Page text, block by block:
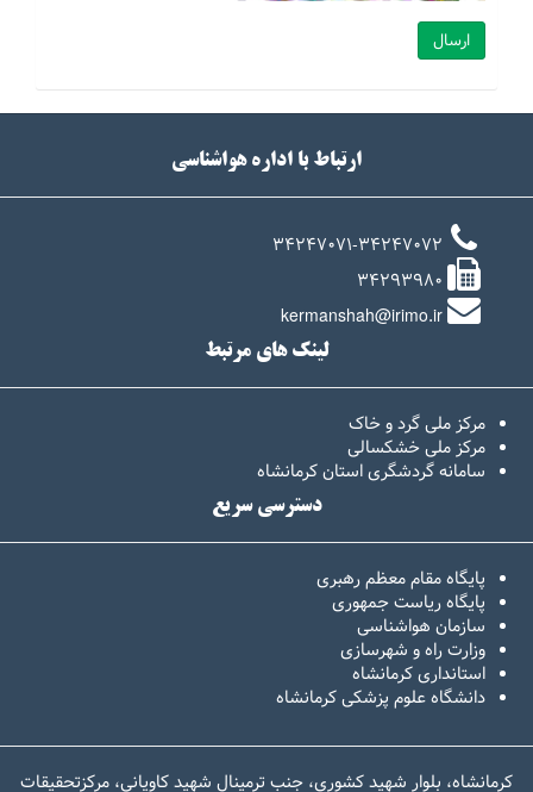
ارسال
ارتباط با اداره هواشناسی
34247071-34247072
34293980
kermanshah@irimo.ir
لینک های مرتبط
مرکز ملی گرد و خاک
مرکز ملی خشکسالی
سامانه گردشگری استان کرمانشاه
دسترسی سریع
پایگاه مقام معظم رهبری
پایگاه ریاست جمهوری
سازمان هواشناسی
وزارت راه و شهرسازی
استانداری کرمانشاه
دانشگاه علوم پزشکی کرمانشاه
کرمانشاه، بلوار شهید کشوری، جنب ترمینال شهید کاویانی، مرکزتحقیقات